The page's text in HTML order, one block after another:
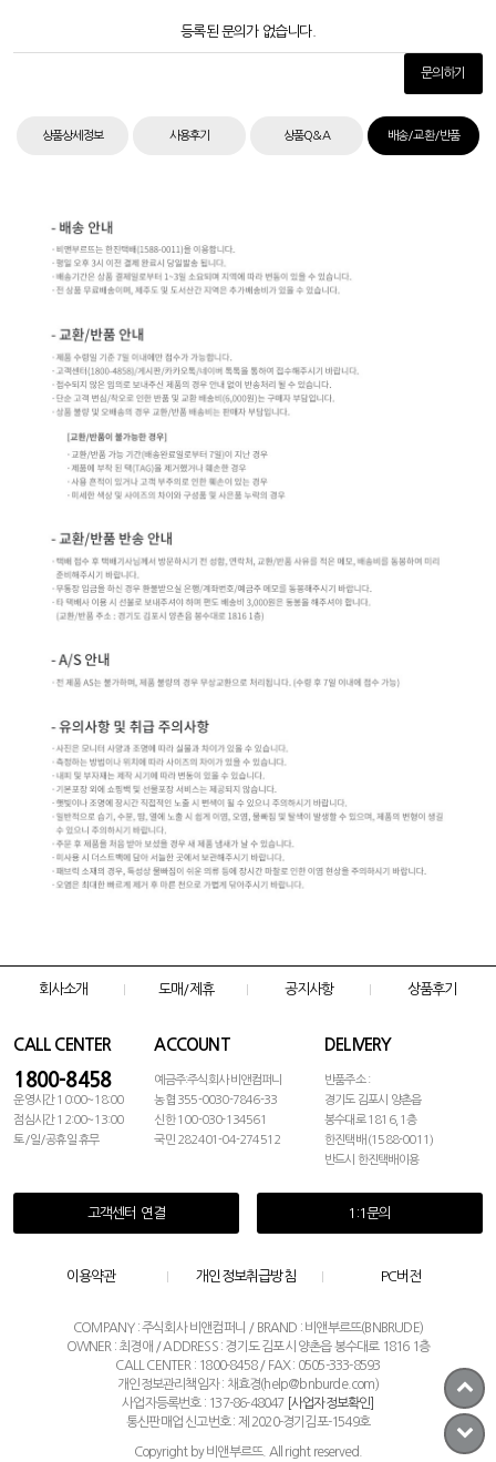
등록된 문의가 없습니다.
문의하기
상품상세정보 사용후기 상품Q&A 배송/교환/반품
회사소개 도매/제휴 공지사항 상품후기
CALL CENTER
1800-8458
운영시간 10:00~18:00
점심시간 12:00~13:00
토/일/공휴일 휴무
ACCOUNT
예금주:주식회사 비앤컴퍼니
농협 355-0030-7846-33
신한 100-030-134561
국민 282401-04-274512
DELIVERY
반품주소 :
경기도 김포시 양촌읍
봉수대로 1816, 1층
한진택배 (1588-0011)
반드시 한진택배이용
고객센터 연결 1:1문의
이용약관 개인정보취급방침 PC버전
COMPANY : 주식회사 비앤컴퍼니 / BRAND : 비앤부르뜨(BNBRUDE)
OWNER : 최경애 / ADDRESS : 경기도 김포시 양촌읍 봉수대로 1816 1층
CALL CENTER : 1800-8458 / FAX : 0505-333-8593
개인정보관리책임자 : 채효경(help@bnburde.com)
사업자등록번호 : 137-86-48047 [사업자정보확인]
통신판매업 신고번호 : 제 2020-경기김포-1549호
Copyright by 비앤부르뜨. All right reserved.